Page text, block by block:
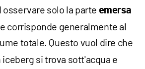
osservare solo la parte emersa
corrisponde generalmente al
totale. Questo vuol dire che
iceberg si trova sott'acqua e